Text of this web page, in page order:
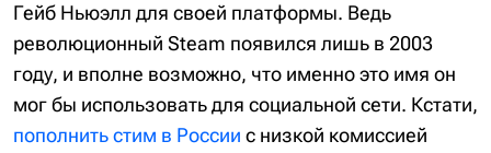
Гейб Ньюэлл для своей платформы. Ведь
революционный Steam появился лишь в 2003
году, и вполне возможно, что именно это имя он
мог бы использовать для социальной сети. Кстати,
пополнить стим в России с низкой комиссией